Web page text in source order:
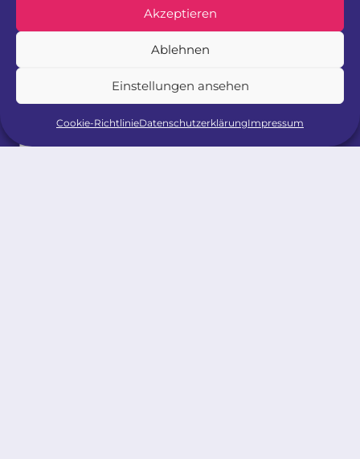
Akzeptieren
Ablehnen
Einstellungen ansehen
Cookie-RichtlinieDatenschutzerklärungImpressum
In Kooperation mit: